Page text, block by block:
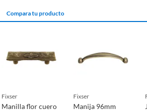
Compara tu producto
fixser
Manilla flor cuero
fixser
Manija 96mm